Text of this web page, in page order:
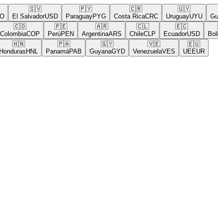
🇸🇻
El SalvadorUSD
🇵🇾
ParaguayPYG
🇨🇷
Costa RicaCRC
🇺🇾
UruguayUYU
🇨🇴
COP
🇵🇪
PerúPEN
🇦🇷
ArgentinaARS
🇨🇱
ChileCLP
🇪🇨
EcuadorUSD
🇭🇳
HNL
🇵🇦
PanamáPAB
🇬🇾
GuyanaGYD
🇻🇪
VenezuelaVES
🇪🇺
UEEUR